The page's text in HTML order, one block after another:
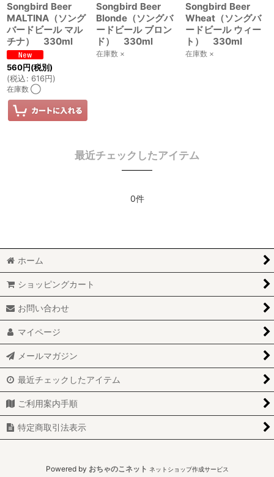
Songbird Beer
MALTINA（ソング
バードビール マル
チナ） 330ml
560円(税別)
(税込: 616円)
在庫数 ◯
Songbird Beer
Blonde（ソングバ
ードビール ブロン
ド） 330ml
在庫数 ×
Songbird Beer
Wheat（ソングバ
ードビール ウィー
ト） 330ml
在庫数 ×
最近チェックしたアイテム
0件
ホーム
ショッピングカート
お問い合わせ
マイページ
メールマガジン
最近チェックしたアイテム
ご利用案内手順
特定商取引法表示
Powered by おちゃのこネット ネットショップ作成サービス